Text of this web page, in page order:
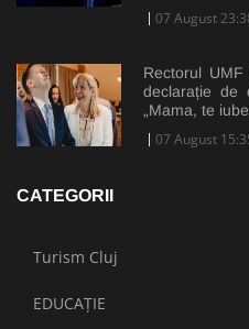
07 August
Rectorul
declarație de
„Mama, te
07 August
CATEGORII
Turism Cluj
EDUCAȚIE